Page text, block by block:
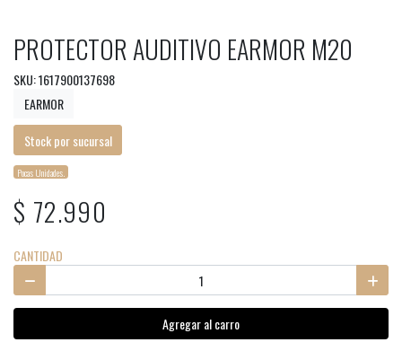
PROTECTOR AUDITIVO EARMOR M20
SKU: 1617900137698
EARMOR
Stock por sucursal
Pocas Unidades.
$ 72.990
CANTIDAD
Agregar al carro